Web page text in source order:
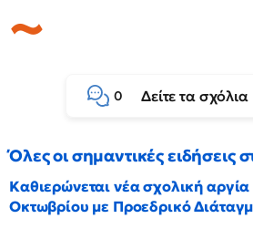
0 Δείτε τα σχόλια
Όλες οι σημαντικές ειδήσεις
Καθιερώνεται νέα σχολική αργία
Οκτωβρίου με Προεδρικό